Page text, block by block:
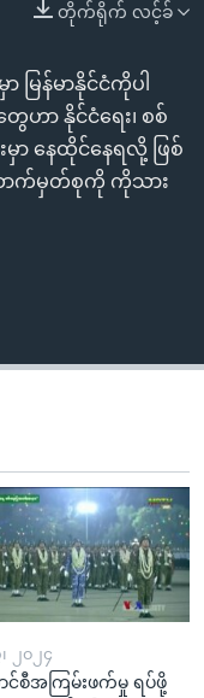
တိုက်ရိုက် လင့်ခ်
ြန်မာနိုင်ငံကိုပါ
ာ နိုင်ငံရေး၊ စစ်
ာ နေထိုင်နေရလို့ ဖြစ်
ာက်မှတ်စုကို ကိုသား
၂၀၂၄
င်စီအကြမ်းဖက်မှု ရပ်ဖို့